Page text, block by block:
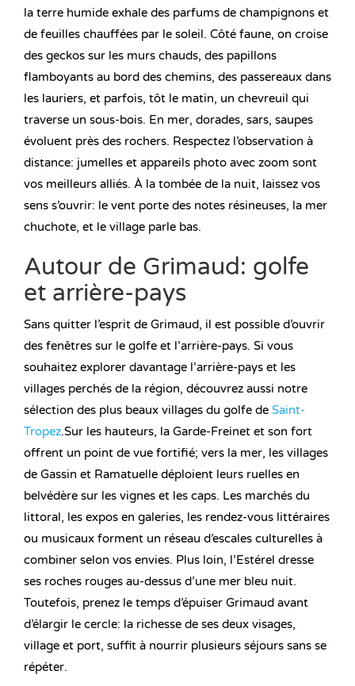
la terre humide exhale des parfums de champignons et
de feuilles chauffées par le soleil. Côté faune, on croise
des geckos sur les murs chauds, des papillons
flamboyants au bord des chemins, des passereaux dans
les lauriers, et parfois, tôt le matin, un chevreuil qui
traverse un sous-bois. En mer, dorades, sars, saupes
évoluent près des rochers. Respectez l’observation à
distance: jumelles et appareils photo avec zoom sont
vos meilleurs alliés. À la tombée de la nuit, laissez vos
sens s’ouvrir: le vent porte des notes résineuses, la mer
chuchote, et le village parle bas.
Autour de Grimaud: golfe
et arrière-pays
Sans quitter l’esprit de Grimaud, il est possible d’ouvrir
des fenêtres sur le golfe et l’arrière-pays. Si vous
souhaitez explorer davantage l’arrière-pays et les
villages perchés de la région, découvrez aussi notre
sélection des plus beaux villages du golfe de Saint-
Tropez.Sur les hauteurs, la Garde-Freinet et son fort
offrent un point de vue fortifié; vers la mer, les villages
de Gassin et Ramatuelle déploient leurs ruelles en
belvédère sur les vignes et les caps. Les marchés du
littoral, les expos en galeries, les rendez-vous littéraires
ou musicaux forment un réseau d’escales culturelles à
combiner selon vos envies. Plus loin, l’Estérel dresse
ses roches rouges au-dessus d’une mer bleu nuit.
Toutefois, prenez le temps d’épuiser Grimaud avant
d’élargir le cercle: la richesse de ses deux visages,
village et port, suffit à nourrir plusieurs séjours sans se
répéter.